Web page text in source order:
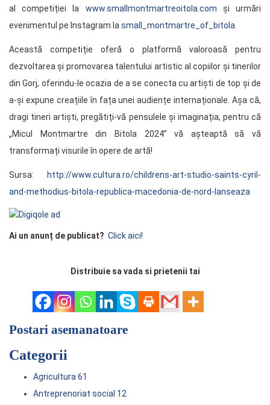
al competiției la www.smallmontmartreoitola.com și urmări
evenimentul pe Instagram la small_montmartre_of_bitola
Această competiție oferă o platformă valoroasă pentru
dezvoltarea și promovarea talentului artistic al copiilor și tinerilor
din Gorj, oferindu-le ocazia de a se conecta cu artiști de top și de
a-și expune creațiile în fața unei audiențe internaționale. Așa că,
dragi tineri artiști, pregătiți-vă pensulele și imaginația, pentru că
„Micul Montmartre din Bitola 2024” vă așteaptă să vă
transformați visurile în opere de artă!
Sursa:
http://www.cultura.ro/childrens-art-studio-saints-cyril-
and-methodius-bitola-republica-macedonia-de-nord-lanseaza
Ai un anunț de publicat? Click aici!
Distribuie sa vada si prietenii tai
Postari asemanatoare
Categorii
Agricultura 61
Antreprenoriat social 12